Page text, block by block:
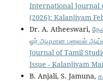
International Journal
(2026): Kalanjiyam
Dr. A. Atheeswari,
ஓர் ஆழமான பனுவல்
Journal of Tamil
Issue - Kalanjiyam
B. Anjali, S. Jamuna,